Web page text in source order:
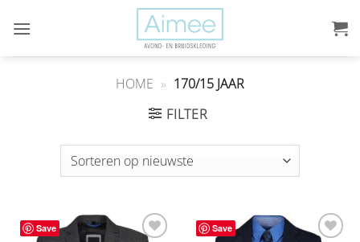
naar
HOME » 170/15 JAAR
FILTER
Save
Save